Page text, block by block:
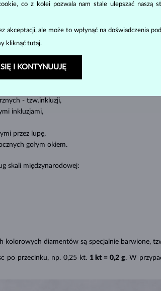
DIAMENTOWA
szlif, tak zwany
. Diamenty są również
narożnikami, szczególnie popularny wśród
wewnętrznych niedoskonałości diamentów:
- tzw.inkluzji,
inkluzjami,
przez lupę,
gołym okiem.
skali międzynarodowej:
kolorowych diamentów są specjalnie barwione,
po przecinku, np. 0,25 kt. 1 kt = 0,2 g. W
co z kolei pozwala nam stale ulepszać naszą
ale może to wpłynąć na doświadczenia
kliknąćtutaj.
I KONTYNUUJĘ